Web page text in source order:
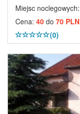
Miejsc noclegowych:
Cena: 40 do 70 PLN
(0)